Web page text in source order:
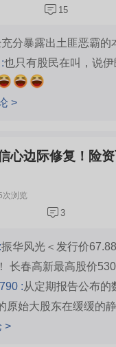
15
分暴露出土匪恶霸的
基民131l02c709 :也只有股民在叫，说
查看全部15条评论 >
次浏览
3
价值洼地工程师 :振华风光＜发行价
长春高新最高股价
粮液上市以来都融资
持加回购注销！ 天
倍健出资1.3亿元参与
n235613658219790 :从定期报告公布的
原始大股东在缓缓的
些减持的股都需要韭菜
查看全部3条评论 >